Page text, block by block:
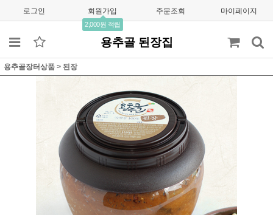
로그인 회원가입
2,000원 적립
주문조회 마이페이지
용추골 된장집
용추골장터상품 > 된장